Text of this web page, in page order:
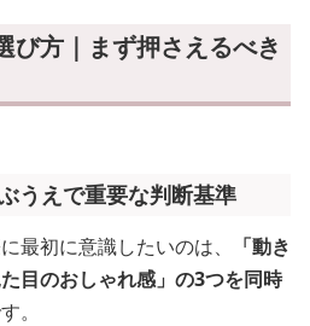
び方｜まず押さえるべき
うえで重要な判断基準
最初に意識したいのは、
「動き
目のおしゃれ感」の3つを同時
。